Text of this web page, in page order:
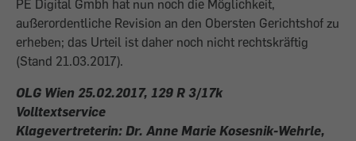
PE Digital Gmbh hat nun noch die Möglichkeit,
außerordentliche Revision an den Obersten Gerichtshof zu
erheben; das Urteil ist daher noch nicht rechtskräftig
(Stand 21.03.2017).
OLG Wien 25.02.2017, 129 R 3/17k
Volltextservice
Klagevertreterin: Dr. Anne Marie Kosesnik-Wehrle,